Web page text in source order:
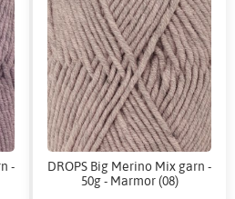
-
DROPS Big Merino Mix garn -
50g - Marmor (08)